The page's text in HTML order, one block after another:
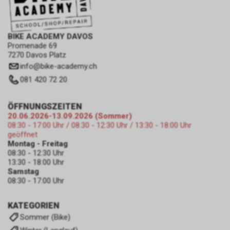
BIKE ACADEMY DAVOS
Promenade 69
7270 Davos Platz
info@bike-academy.ch
081 420 72 20
KATEGORIEN
Sommer (Bike)
ÖFFNUNGSZEITEN
20.06.2026-13.09.2026 (Sommer)
08:30 - 17:00 Uhr / 08:30 - 12:30 Uhr / 13:30 - 18:00 Uhr
geöffnet
Montag - Freitag
08:30 - 12:30 Uhr
13:30 - 18:00 Uhr
Samstag
08:30 - 17:00 Uhr